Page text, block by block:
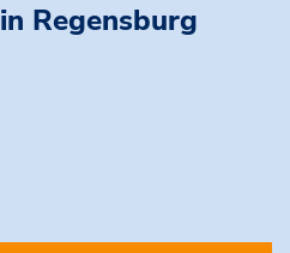
in Regensburg